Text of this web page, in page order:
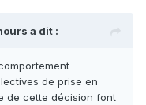
a dit :
de prise en
de cette décision font